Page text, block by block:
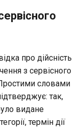
про дійсність
з сервісного
словами
так,
видане
термін дії